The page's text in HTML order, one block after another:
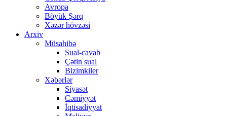
Avropa
Böyük Şərq
Xəzər hövzəsi
Arxiv
Müsahibə
Sual-cavab
Çətin sual
Bizimkiler
Xəbərlər
Siyasət
Cəmiyyət
İqtisadiyyat